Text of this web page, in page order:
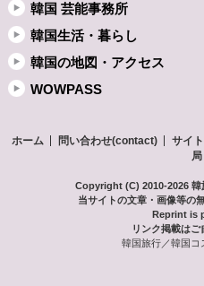
韓国 芸能事務所
韓国生活・暮らし
韓国の地図・アクセス
WOWPASS
ホーム 問い合わせ(contact) サイ
局
Copyright (C) 2010-2026 韓
当サイトの文章・画像等の
Reprint is
リンク掲載はご
韓国旅行／韓国コ